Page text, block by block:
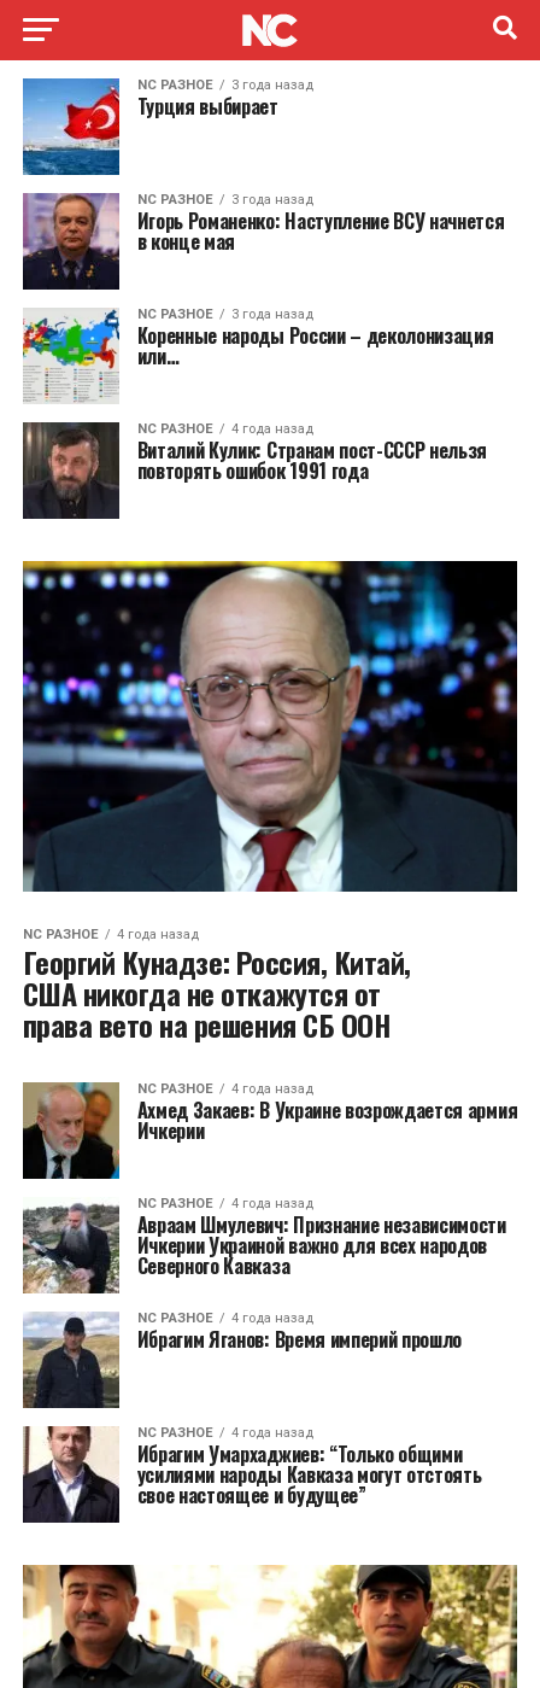
NC РАЗНОЕ 3 года назад
Турция выбирает
NC РАЗНОЕ 3 года назад
Игорь Романенко: Наступление ВСУ начнется
в конце мая
NC РАЗНОЕ 3 года назад
Коренные народы России – деколонизация
или…
NC РАЗНОЕ 4 года назад
Виталий Кулик: Странам пост-СССР нельзя
повторять ошибок 1991 года
NC РАЗНОЕ 4 года назад
Георгий Кунадзе: Россия, Китай,
США никогда не откажутся от
права вето на решения СБ ООН
NC РАЗНОЕ 4 года назад
Ахмед Закаев: В Украине возрождается армия
Ичкерии
NC РАЗНОЕ 4 года назад
Авраам Шмулевич: Признание независимости
Ичкерии Украиной важно для всех народов
Северного Кавказа
NC РАЗНОЕ 4 года назад
Ибрагим Яганов: Время империй прошло
NC РАЗНОЕ 4 года назад
Ибрагим Умархаджиев: “Только общими
усилиями народы Кавказа могут отстоять
свое настоящее и будущее”